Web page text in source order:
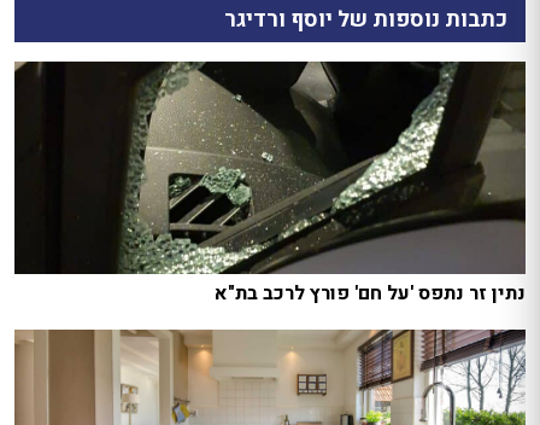
כתבות נוספות של יוסף ורדיגר
נתין זר נתפס 'על חם' פורץ לרכב בת"א